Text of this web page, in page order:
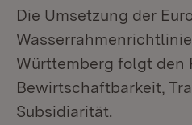
Die Umsetzung der
Württemberg folgt den
Bewirtschaftbarkeit,
Subsidiarität.